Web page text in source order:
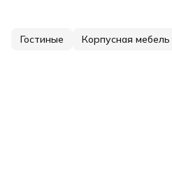
Гостиные Корпусная мебель